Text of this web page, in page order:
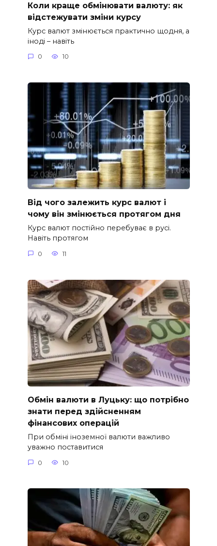
Коли краще обмінювати валюту: як
відстежувати зміни курсу
Курс валют змінюється практично щодня, а
іноді – навіть
0 10
Від чого залежить курс валют і
чому він змінюється протягом дня
Курс валют постійно перебуває в русі.
Навіть протягом
0 11
Обмін валюти в Луцьку: що потрібно
знати перед здійсненням
фінансових операцій
При обміні іноземної валюти важливо
уважно поставитися
0 10